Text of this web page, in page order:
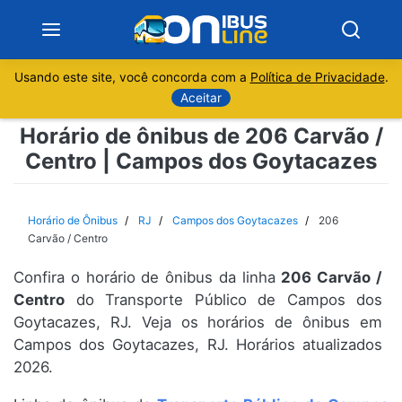
Sobre
São Paulo
Rio de Janeiro
Espírito Santo
Paraná
Usando este site, você concorda com a Política de Privacidade.
Aceitar
Horário de ônibus de 206 Carvão /
Centro | Campos dos Goytacazes
Horário de Ônibus RJ Campos dos Goytacazes
206
Carvão / Centro
Confira o horário de ônibus da linha 206 Carvão /
Centro do Transporte Público de Campos dos
Goytacazes, RJ. Veja os horários de ônibus em
Campos dos Goytacazes, RJ. Horários atualizados
2026.